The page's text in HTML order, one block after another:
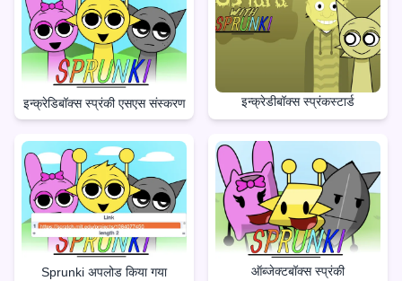
इन्क्रेडिबॉक्स स्प्रंकी एसएस संस्करण इन्क्रेडीबॉक्स स्प्रंकस्टार्ड
Sprunki अपलोड किया गया ऑब्जेक्टबॉक्स स्प्रंकी